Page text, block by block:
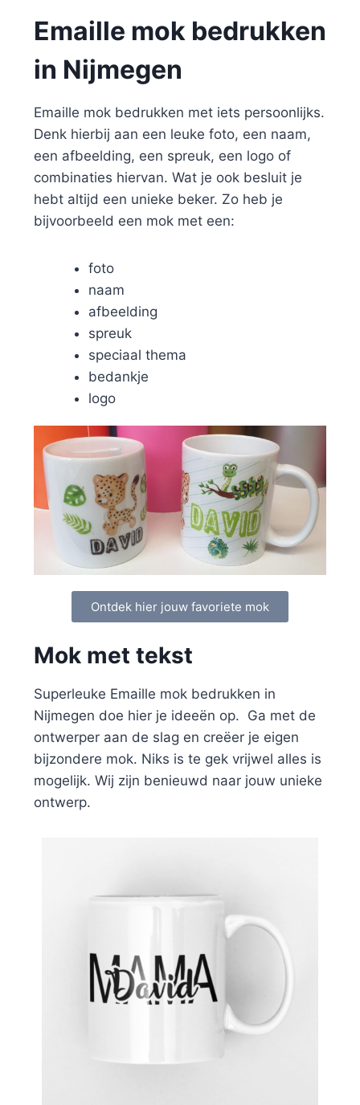
Emaille mok bedrukken
in Nijmegen
Emaille mok bedrukken met iets persoonlijks.
Denk hierbij aan een leuke foto, een naam,
een afbeelding, een spreuk, een logo of
combinaties hiervan. Wat je ook besluit je
hebt altijd een unieke beker. Zo heb je
bijvoorbeeld een mok met een:
foto
naam
afbeelding
spreuk
speciaal thema
bedankje
logo
Ontdek hier jouw favoriete mok
Mok met tekst
Superleuke Emaille mok bedrukken in
Nijmegen doe hier je ideeën op. Ga met de
ontwerper aan de slag en creëer je eigen
bijzondere mok. Niks is te gek vrijwel alles is
mogelijk. Wij zijn benieuwd naar jouw unieke
ontwerp.